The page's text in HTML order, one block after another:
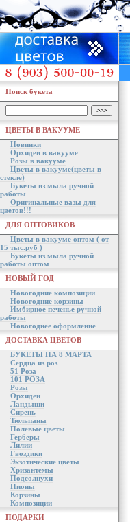
Поиск букета
ЦВЕТЫ В ВАКУУМЕ
Новинки
Орхидеи в вакууме
Розы в вакууме
Цветы в вакууме(цветы в
стекле)
Букеты из мыла ручной
работы
Оригинальные вазы для
цветов!!!
ДЛЯ ОПТОВИКОВ
Цветы в вакууме оптом ( от
15 тыс.руб )
Букеты из мыла ручной
работы оптом
НОВЫЙ ГОД
Новогодние композиции
Новогодние корзины
Имбирное печенье ручной
работы
Новогоднее оформление
ДОСТАВКА ЦВЕТОВ
БУКЕТЫ НА 8 МАРТА
Сердца из роз
51 Роза
101 РОЗА
Розы
Орхидеи
Ландыши
Сирень
Тюльпаны
Полевые цветы
Герберы
Лилии
Гвоздики
Экзотические цветы
Хризантемы
Подсолнухи
Пионы
Корзины
Композиции
ПОДАРКИ